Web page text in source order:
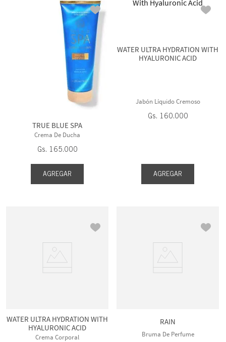
TRUE BLUE SPA
Crema De Ducha
Gs. 165.000
AGREGAR
WATER ULTRA HYDRATION WITH
HYALURONIC ACID
Jabón Líquido Cremoso
Gs. 160.000
AGREGAR
WATER ULTRA HYDRATION WITH
HYALURONIC ACID
Crema Corporal
RAIN
Bruma De Perfume